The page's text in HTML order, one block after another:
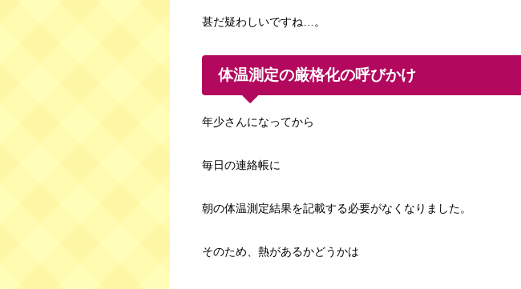
甚だ疑わしいですね…。
体温測定の厳格化の呼びかけ
年少さんになってから
毎日の連絡帳に
朝の体温測定結果を記載する必要がなくなりました。
そのため、熱があるかどうかは